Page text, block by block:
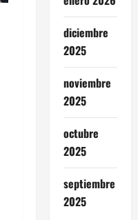
diciembre
2025
noviembre
2025
octubre
2025
septiembre
2025